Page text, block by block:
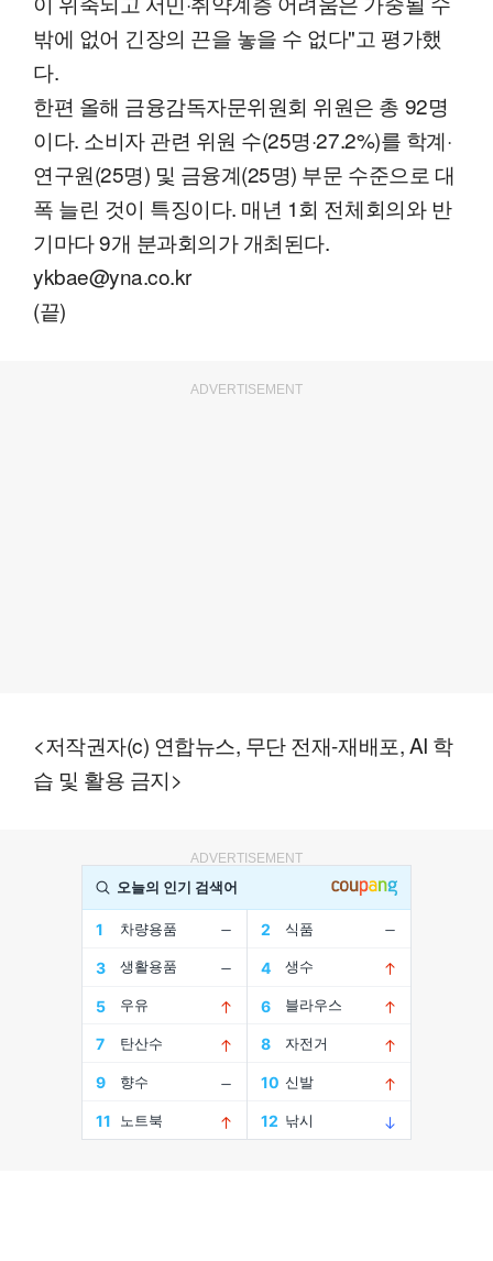
밖에 없어 긴장의 끈을 놓을 수 없다"고 평가했
다.
한편 올해 금융감독자문위원회 위원은 총 92명
이다. 소비자 관련 위원 수(25명·27.2%)를 학계·
연구원(25명) 및 금융계(25명) 부문 수준으로 대
폭 늘린 것이 특징이다. 매년 1회 전체회의와 반
기마다 9개 분과회의가 개최된다.
ykbae@yna.co.kr
(끝)
ADVERTISEMENT
<저작권자(c) 연합뉴스, 무단 전재-재배포, AI 학
습 및 활용 금지>
ADVERTISEMENT